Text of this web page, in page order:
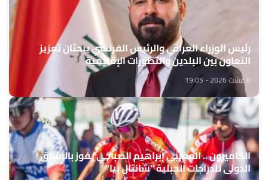
رئيس الوزراء العراقي والرئيس الفرنسي يبحثان تعزيز
التعاون بين البلدين والتطورات الإقليمية
8 غشت 2026 - 19:05
الكاميرون .. المغربي إبراهيم الصباحي يفوز بالسباق
الدولي للدراجات الجبلية "شانتال بيا"